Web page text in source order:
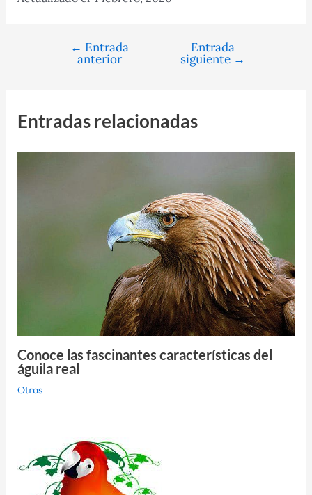
Navegación
← Entrada
anterior
Entrada
siguiente →
Entradas relacionadas
Conoce las fascinantes características del
águila real
Otros